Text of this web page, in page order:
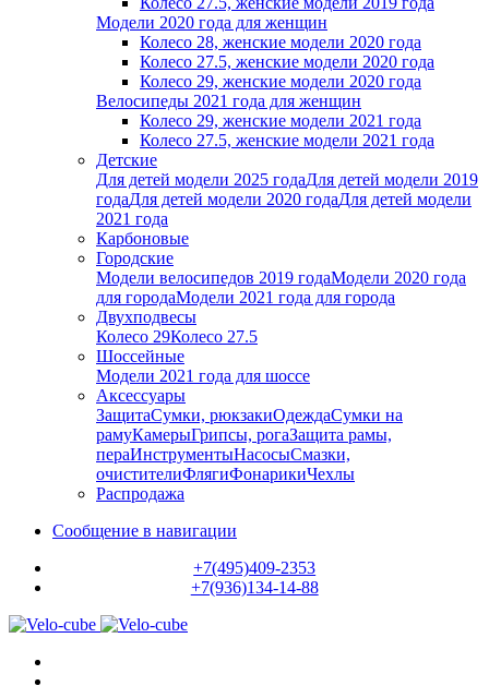
Модели 2020 года для женщин
Колесо 28, женские модели 2020 года
Колесо 27.5, женские модели 2020 года
Колесо 29, женские модели 2020 года
Велосипеды 2021 года для женщин
Колесо 29, женские модели 2021 года
Колесо 27.5, женские модели 2021 года
Детские
Для детей модели 2025 годаДля детей модели 2019
годаДля детей модели 2020 годаДля детей модели
2021 года
Карбоновые
Городские
Модели велосипедов 2019 годаМодели 2020 года
для городаМодели 2021 года для города
Двухподвесы
Колесо 29Колесо 27.5
Шоссейные
Модели 2021 года для шоссе
Аксессуары
ЗащитаСумки, рюкзакиОдеждаСумки на
рамуКамерыГрипсы, рогаЗащита рамы,
пераИнструментыНасосыСмазки,
очистителиФлягиФонарикиЧехлы
Распродажа
Сообщение в навигации
+7(495)409-2353
+7(936)134-14-88